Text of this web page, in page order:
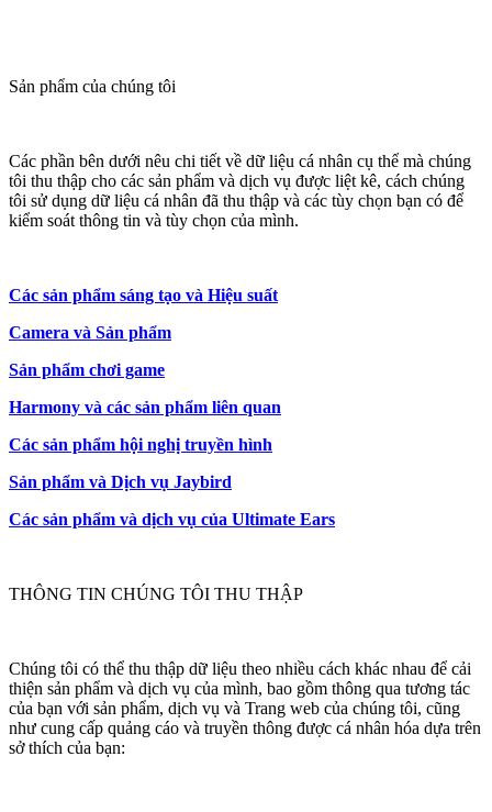
Sản phẩm của chúng tôi
Các phần bên dưới nêu chi tiết về dữ liệu cá nhân cụ thể mà chúng
tôi thu thập cho các sản phẩm và dịch vụ được liệt kê, cách chúng
tôi sử dụng dữ liệu cá nhân đã thu thập và các tùy chọn bạn có để
kiểm soát thông tin và tùy chọn của mình.
Các sản phẩm sáng tạo và Hiệu suất
Camera và Sản phẩm
Sản phẩm chơi game
Harmony và các sản phẩm liên quan
Các sản phẩm hội nghị truyền hình
Sản phẩm và Dịch vụ Jaybird
Các sản phẩm và dịch vụ của Ultimate Ears
THÔNG TIN CHÚNG TÔI THU THẬP
Chúng tôi có thể thu thập dữ liệu theo nhiều cách khác nhau để cải
thiện sản phẩm và dịch vụ của mình, bao gồm thông qua tương tác
của bạn với sản phẩm, dịch vụ và Trang web của chúng tôi, cũng
như cung cấp quảng cáo và truyền thông được cá nhân hóa dựa trên
sở thích của bạn: